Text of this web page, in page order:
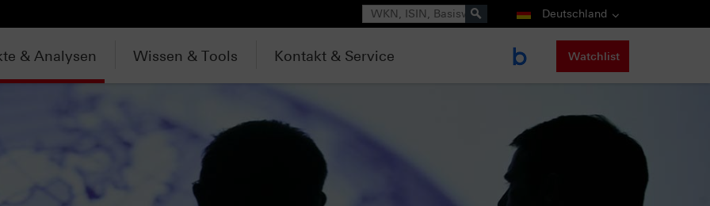
Suche Deutschland
& Analysen Wissen & Tools Kontakt & Service Watchlist